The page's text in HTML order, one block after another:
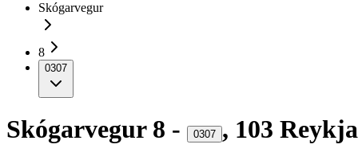
Skógarvegur
8
0307
Skógarvegur 8 - 0307 , 103